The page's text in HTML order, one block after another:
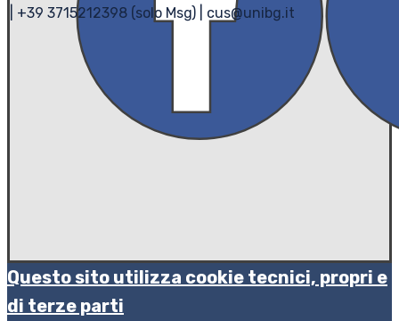
| +39 3715212398 (solo Msg) | cus@unibg.it
Questo sito utilizza cookie tecnici, propri e
di terze parti